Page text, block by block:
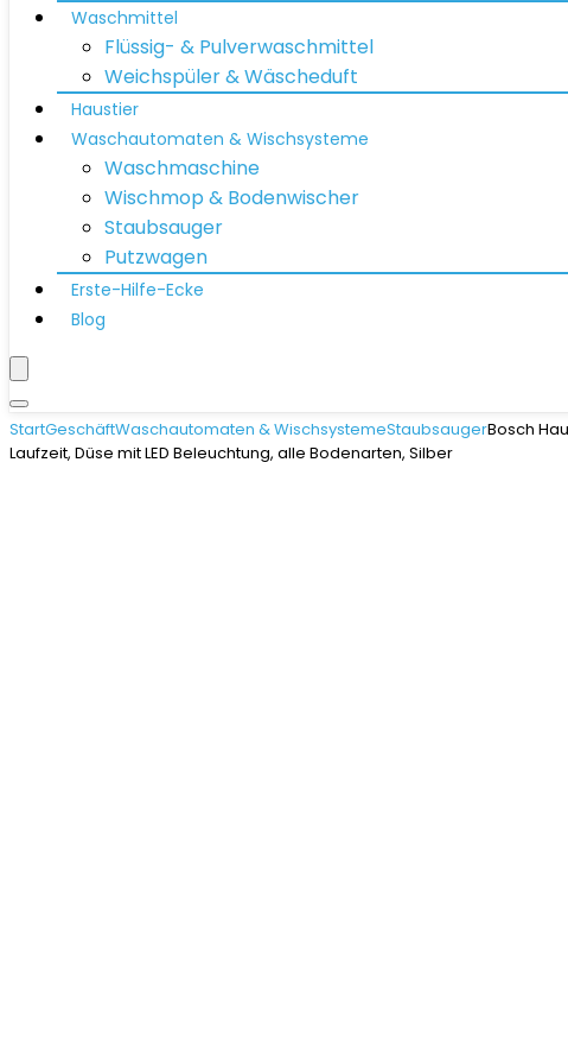
Waschmittel
Flüssig- & Pulverwaschmittel
Weichspüler & Wäscheduft
Haustier
Waschautomaten & Wischsysteme
Waschmaschine
Wischmop & Bodenwischer
Staubsauger
Putzwagen
Erste-Hilfe-Ecke
Blog
StartGeschäftWaschautomaten & WischsystemeStaubsaugerBosch
Laufzeit, Düse mit LED Beleuchtung, alle Bodenarten, Silber